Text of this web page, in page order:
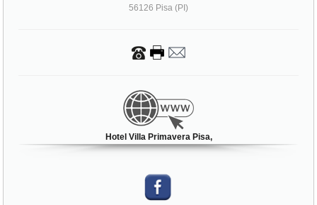
56126 Pisa (PI)
Hotel Villa Primavera Pisa,